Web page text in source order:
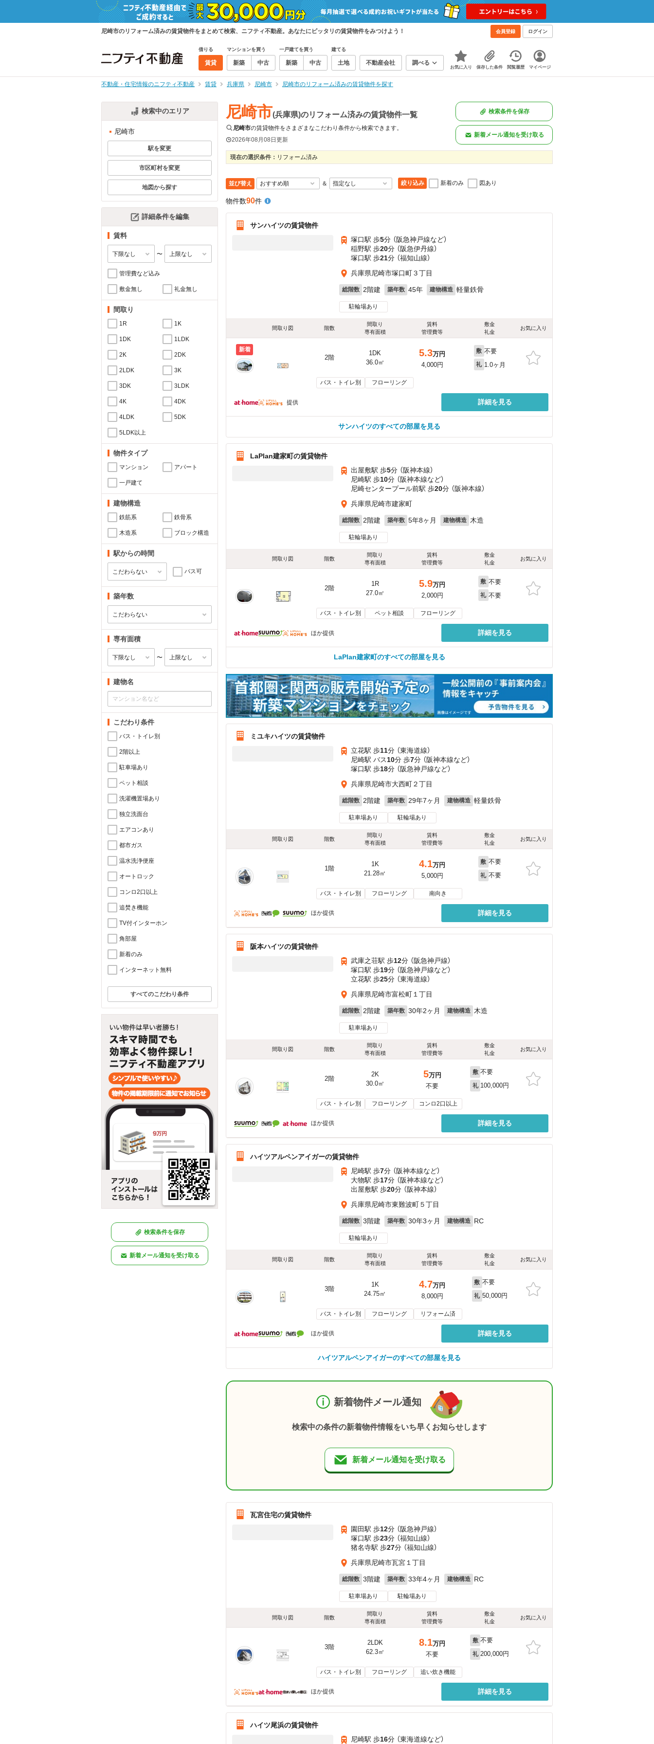
尼崎市のリフォーム済みの賃貸物件をまとめて検索、ニフティ不動産。あなたにピッタリの賃貸物件をみつけよう！ 会員登録 ログイン
借りる
賃貸
マンションを買う
新築 中古
一戸建てを買う
新築 中古
建てる
土地 不動産会社 調べる
お気に入り 保存した条件 閲覧履歴 マイページ
不動産・住宅情報のニフティ不動産 賃貸 兵庫県 尼崎市 尼崎市のリフォーム済みの賃貸物件を探す
検索中のエリア
尼崎市
駅を変更
市区町村を変更
地図から探す
詳細条件を編集
賃料
〜
管理費など込み
敷金無し 礼金無し
間取り
1R 1K
1DK 1LDK
2K 2DK
2LDK 3K
3DK 3LDK
4K 4DK
4LDK 5DK
5LDK以上
物件タイプ
マンション アパート
一戸建て
建物構造
鉄筋系 鉄骨系
木造系 ブロック構造
駅からの時間
バス可
築年数
専有面積
〜
建物名
こだわり条件
バス・トイレ別
2階以上
駐車場あり
ペット相談
洗濯機置場あり
独立洗面台
エアコンあり
都市ガス
温水洗浄便座
オートロック
コンロ2口以上
追焚き機能
TV付インターホン
角部屋
新着のみ
インターネット無料
すべてのこだわり条件
検索条件を保存
新着メール通知を受け取る
尼崎市(兵庫県)のリフォーム済みの賃貸物件一覧
尼崎市の賃貸物件をさまざまなこだわり条件から検索できます。
2026年08月08日更新
検索条件を保存
新着メール通知を受け取る
現在の選択条件： リフォーム済み
並び替え ＆ 絞り込み 新着のみ 図あり
物件数90件
サンハイツの賃貸物件
塚口駅 歩5分 （阪急神戸線など）
稲野駅 歩20分 （阪急伊丹線）
塚口駅 歩21分 （福知山線）
兵庫県尼崎市塚口町３丁目
総階数 2階建 築年数 45年 建物構造 軽量鉄骨
駐輪場あり
間取り図 階数
間取り
専有面積
賃料
管理費等
敷金
礼金
お気に入り
新着
2階
1DK
36.0㎡
5.3万円
4,000円
敷 不要
礼 1.0ヶ月
バス・トイレ別 フローリング
提供 詳細を見る
サンハイツのすべての部屋を見る
LaPlan建家町の賃貸物件
出屋敷駅 歩5分 （阪神本線）
尼崎駅 歩10分 （阪神本線など）
尼崎センタープール前駅 歩20分 （阪神本線）
兵庫県尼崎市建家町
総階数 2階建 築年数 5年8ヶ月 建物構造 木造
駐輪場あり
間取り図 階数
間取り
専有面積
賃料
管理費等
敷金
礼金
お気に入り
2階
1R
27.0㎡
5.9万円
2,000円
敷 不要
礼 不要
バス・トイレ別 ペット相談 フローリング
ほか提供 詳細を見る
LaPlan建家町のすべての部屋を見る
ミユキハイツの賃貸物件
立花駅 歩11分 （東海道線）
尼崎駅 バス10分 歩7分 （阪神本線など）
塚口駅 歩18分 （阪急神戸線など）
兵庫県尼崎市大西町２丁目
総階数 2階建 築年数 29年7ヶ月 建物構造 軽量鉄骨
駐車場あり 駐輪場あり
間取り図 階数
間取り
専有面積
賃料
管理費等
敷金
礼金
お気に入り
1階
1K
21.28㎡
4.1万円
5,000円
敷 不要
礼 不要
バス・トイレ別 フローリング 南向き
ほか提供 詳細を見る
阪本ハイツの賃貸物件
武庫之荘駅 歩12分 （阪急神戸線）
塚口駅 歩19分 （阪急神戸線など）
立花駅 歩25分 （東海道線）
兵庫県尼崎市富松町１丁目
総階数 2階建 築年数 30年2ヶ月 建物構造 木造
駐車場あり
間取り図 階数
間取り
専有面積
賃料
管理費等
敷金
礼金
お気に入り
2階
2K
30.0㎡
5万円
不要
敷 不要
礼 100,000円
バス・トイレ別 フローリング コンロ2口以上
ほか提供 詳細を見る
ハイツアルペンアイガーの賃貸物件
尼崎駅 歩7分 （阪神本線など）
大物駅 歩17分 （阪神本線など）
出屋敷駅 歩20分 （阪神本線）
兵庫県尼崎市東難波町５丁目
総階数 3階建 築年数 30年3ヶ月 建物構造 RC
駐輪場あり
間取り図 階数
間取り
専有面積
賃料
管理費等
敷金
礼金
お気に入り
3階
1K
24.75㎡
4.7万円
8,000円
敷 不要
礼 50,000円
バス・トイレ別 フローリング リフォーム済
ほか提供 詳細を見る
ハイツアルペンアイガーのすべての部屋を見る
新着物件メール通知
検索中の条件の新着物件情報をいち早くお知らせします
新着メール通知を受け取る
瓦宮住宅の賃貸物件
園田駅 歩12分 （阪急神戸線）
塚口駅 歩23分 （福知山線）
猪名寺駅 歩27分 （福知山線）
兵庫県尼崎市瓦宮１丁目
総階数 3階建 築年数 33年4ヶ月 建物構造 RC
駐車場あり 駐輪場あり
間取り図 階数
間取り
専有面積
賃料
管理費等
敷金
礼金
お気に入り
3階
2LDK
62.3㎡
8.1万円
不要
敷 不要
礼 200,000円
バス・トイレ別 フローリング 追い炊き機能
ほか提供 詳細を見る
ハイツ尾浜の賃貸物件
尼崎駅 歩16分 （東海道線など）